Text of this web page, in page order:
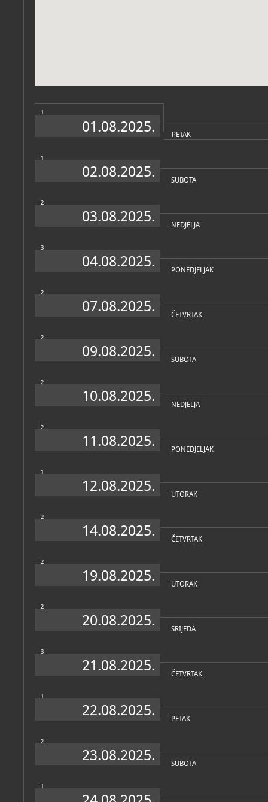
1
01.08.2025. PETAK
1
02.08.2025. SUBOTA
2
03.08.2025. NEDJELJA
3
04.08.2025. PONEDJELJAK
2
07.08.2025. ČETVRTAK
2
09.08.2025. SUBOTA
2
10.08.2025. NEDJELJA
2
11.08.2025. PONEDJELJAK
1
12.08.2025. UTORAK
2
14.08.2025. ČETVRTAK
2
19.08.2025. UTORAK
2
20.08.2025. SRIJEDA
3
21.08.2025. ČETVRTAK
1
22.08.2025. PETAK
2
23.08.2025. SUBOTA
1
Zbirke
Zbirka oružja